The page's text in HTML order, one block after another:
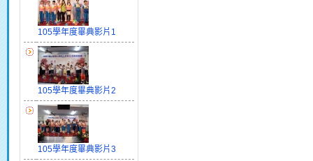
105學年度畢典影片1
105學年度畢典影片2
105學年度畢典影片3